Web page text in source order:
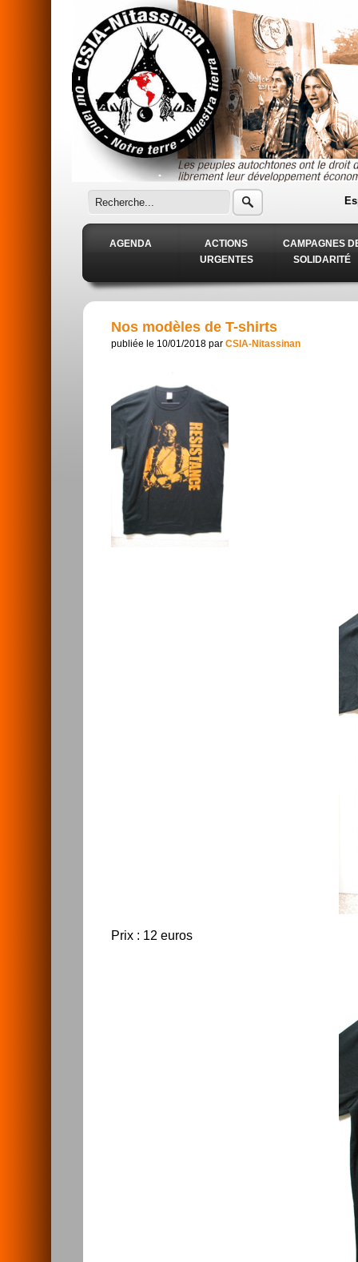
Aller au contenu principal
AGENDA
ACTIONS
URGENTES
CAMPAGNES
SOLIDARITÉ
Nos modèles de T-shirts
publiée le 10/01/2018 par CSIA-Nitassinan
Prix : 12 euros